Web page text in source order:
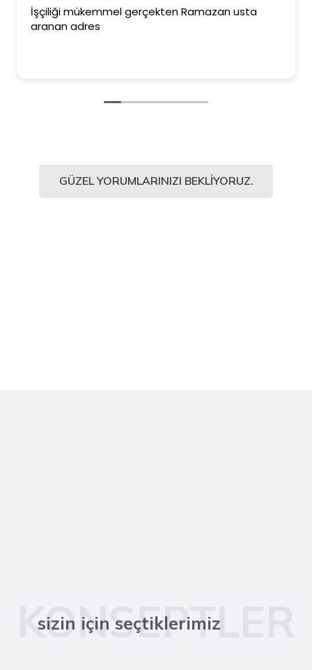
İşçiliği mükemmel gerçekten Ramazan usta
aranan adres
GÜZEL YORUMLARINIZI BEKLIYORUZ.
KONSEPTLER
sizin için seçtiklerimiz